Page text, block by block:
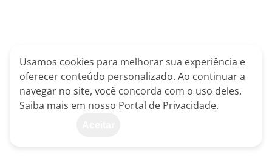
Usamos cookies para melhorar sua experiência e
oferecer conteúdo personalizado. Ao continuar a
navegar no site, você concorda com o uso deles.
Saiba mais em nosso Portal de Privacidade.